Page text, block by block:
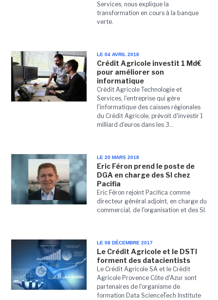
Services, nous explique la
transformation en cours à la banque
verte.
LE 04 AVRIL 2018
Crédit Agricole investit 1 Md€
pour améliorer son
informatique
Crédit Agricole Technologie et
Services, l'entreprise qui gère
l'informatique des caisses régionales
du Crédit Agricole, prévoit d'investir 1
milliard d'euros dans les 3...
LE 20 MARS 2018
Eric Féron prend le poste de
DGA en charge des SI chez
Pacifia
Eric Féron rejoint Pacifica comme
directeur général adjoint, en charge du
commercial, de l'organisation et des SI.
LE 08 DÉCEMBRE 2017
Le Crédit Agricole et le DSTI
forment des datacientists
Le Crédit Agricole SA et le Crédit
Agricole Provence Côte d'Azur sont
partenaires de l'organisme de
formation Data ScienceTech Institute